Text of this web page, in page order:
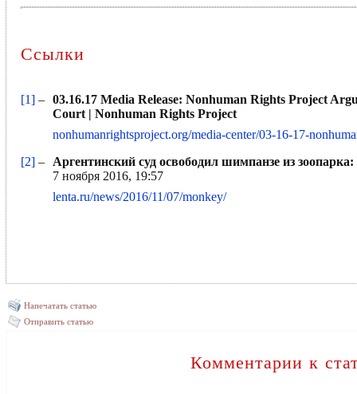
Ссылки
[1] – 03.16.17 Media Release: Nonhuman Rights Project
Court | Nonhuman Rights Project
nonhumanrightsproject.org/media-center/03-16-17-
[2] –
Аргентинский суд освободил шимпанзе из
7 ноября 2016, 19:57
lenta.ru/news/2016/11/07/monkey/
Напечатать статью
Отправить статью
Комментарии к